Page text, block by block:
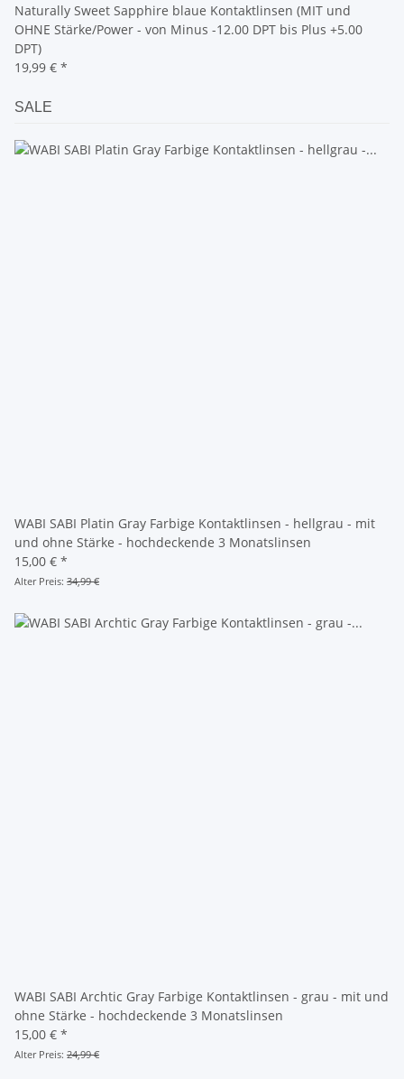
Naturally Sweet Sapphire blaue Kontaktlinsen (MIT und
OHNE Stärke/Power - von Minus -12.00 DPT bis Plus +5.00
DPT)
19,99 € *
SALE
WABI SABI Platin Gray Farbige Kontaktlinsen - hellgrau - mit
und ohne Stärke - hochdeckende 3 Monatslinsen
15,00 € *
Alter Preis: 34,99 €
WABI SABI Archtic Gray Farbige Kontaktlinsen - grau - mit und
ohne Stärke - hochdeckende 3 Monatslinsen
15,00 € *
Alter Preis: 24,99 €